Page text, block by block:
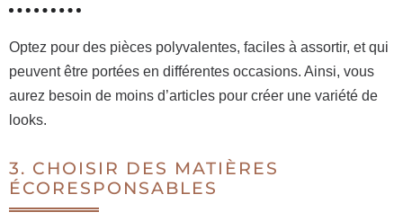
Optez pour des pièces polyvalentes, faciles à assortir, et qui
peuvent être portées en différentes occasions. Ainsi, vous
aurez besoin de moins d’articles pour créer une variété de
looks.
3. CHOISIR DES MATIÈRES
ÉCORESPONSABLES